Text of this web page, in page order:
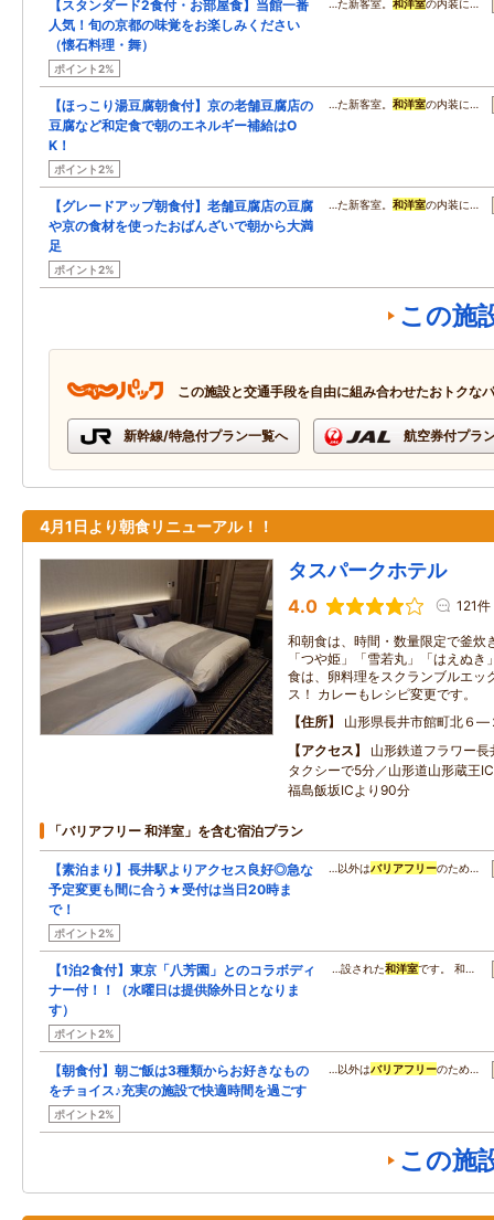
【スタンダード2食付・お部屋食】当館一番
人気！旬の京都の味覚をお楽しみください
（懐石料理・舞）
ポイント2%
…た新客室。 和洋室の内装に…
【ほっこり湯豆腐朝食付】京の老舗豆腐店の
豆腐など和定食で朝のエネルギー補給はO
K！
ポイント2%
…た新客室。 和洋室の内装に…
【グレードアップ朝食付】老舗豆腐店の豆腐
や京の食材を使ったおばんざいで朝から大満
足
ポイント2%
…た新客室。 和洋室の内装に…
この施
この施設と交通手段を自由に組み合わせたおトクな
新幹線/特急付プラン一覧へ 航空券付プラ
4月1日より朝食リニューアル！！
タスパークホテル
4.0 121件
和朝食は、時間・数量限定で釜炊
「つや姫」「雪若丸」「はえぬ
食は、卵料理をスクランブルエッ
ス！ カレーもレシピ変更です。
住所
山形県長井市館町北６―
アクセス
山形鉄道フラワー
タクシーで5分／山形道山形蔵王
福島飯坂ICより90分
「バリアフリー 和洋室」を含む宿泊プラン
【素泊まり】長井駅よりアクセス良好◎急な
予定変更も間に合う★受付は当日20時ま
で！
ポイント2%
…以外はバリアフリーのため…
【1泊2食付】東京「八芳園」とのコラボディ
ナー付！！（水曜日は提供除外日となりま
す）
ポイント2%
…設された和洋室です。 和…
【朝食付】朝ご飯は3種類からお好きなもの
をチョイス♪充実の施設で快適時間を過ごす
ポイント2%
…以外はバリアフリーのため…
この施